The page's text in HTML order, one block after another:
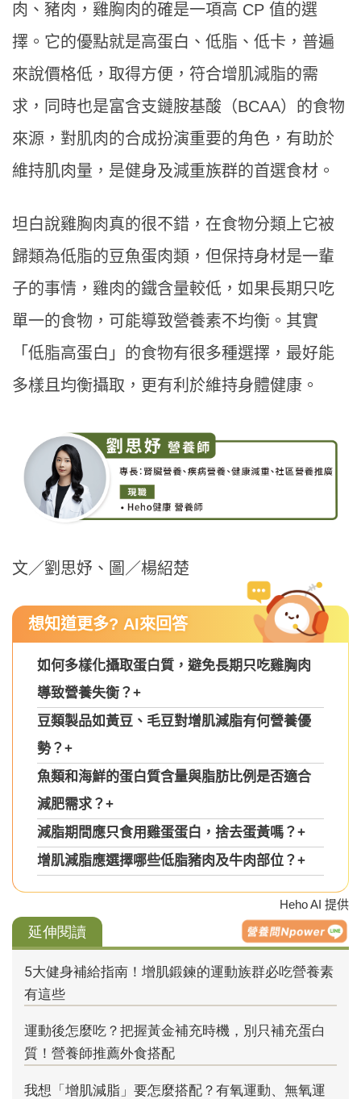
肉、豬肉，雞胸肉的確是一項高 CP 值的選
擇。它的優點就是高蛋白、低脂、低卡，普遍
來說價格低，取得方便，符合增肌減脂的需
求，同時也是富含支鏈胺基酸（BCAA）的食物
來源，對肌肉的合成扮演重要的角色，有助於
維持肌肉量，是健身及減重族群的首選食材。
坦白說雞胸肉真的很不錯，在食物分類上它被
歸類為低脂的豆魚蛋肉類，但保持身材是一輩
子的事情，雞肉的鐵含量較低，如果長期只吃
單一的食物，可能導致營養素不均衡。其實
「低脂高蛋白」的食物有很多種選擇，最好能
多樣且均衡攝取，更有利於維持身體健康。
文／劉思妤、圖／楊紹楚
想知道更多? AI來回答
如何多樣化攝取蛋白質，避免長期只吃雞胸肉
導致營養失衡？+
豆類製品如黃豆、毛豆對增肌減脂有何營養優
勢？+
魚類和海鮮的蛋白質含量與脂肪比例是否適合
減肥需求？+
減脂期間應只食用雞蛋蛋白，捨去蛋黃嗎？+
增肌減脂應選擇哪些低脂豬肉及牛肉部位？+
Heho AI 提供